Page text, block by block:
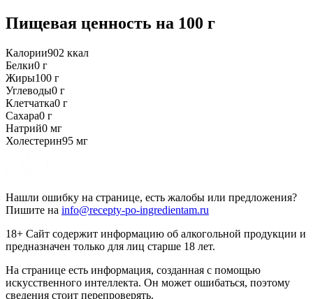
Пищевая ценность на 100 г
Калории902 ккал
Белки0 г
Жиры100 г
Углеводы0 г
Клетчатка0 г
Сахара0 г
Натрий0 мг
Холестерин95 мг
Нашли ошибку на странице, есть жалобы или предложения?
Пишите на info@recepty-po-ingredientam.ru
18+ Сайт содержит информацию об алкогольной продукции и
предназначен только для лиц старше 18 лет.
На странице есть информация, созданная с помощью
искусственного интеллекта. Он может ошибаться, поэтому
сведения стоит перепроверять.